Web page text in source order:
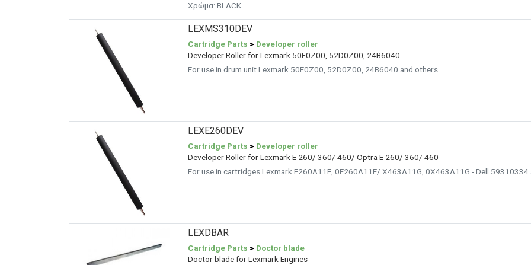
Χρώμα: BLACK
LEXMS310DEV
Cartridge Parts > Developer roller
Developer Roller for Lexmark 50F0Z00, 52D0Z00, 24B6040
For use in drum unit Lexmark 50F0Z00, 52D0Z00, 24B6040 and others
LEXE260DEV
Cartridge Parts > Developer roller
Developer Roller for Lexmark E 260/ 360/ 460/ Optra E 260/ 360/ 460
For use in cartridges Lexmark E260A11E, 0E260A11E/ X463A11G, 0X463A11G - Dell 59310334
LEXDBAR
Cartridge Parts > Doctor blade
Doctor blade for Lexmark Engines